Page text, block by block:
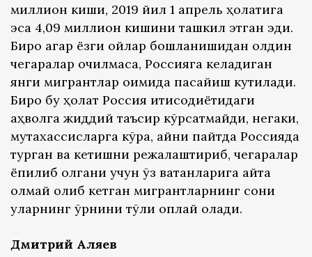
миллион киши, 2019 йил 1 апрель ҳолатига
эса 4,09 миллион кишини ташкил этган эди.
Бироқ агар ёзги ойлар бошланишидан олдин
чегаралар очилмаса, Россияга келадиган
янги мигрантлар оқимида пасайиш кутилади.
Бироқ бу ҳолат Россия иқтисодиётидаги
аҳволга жиддий таъсир кўрсатмайди, негаки,
мутахассисларга кўра, айни пайтда Россияда
турган ва кетишни режалаштириб, чегаралар
ёпилиб қолгани учун ўз ватанларига қайта
олмай қолиб кетган мигрантларнинг сони
уларнинг ўрнини тўлиқ қоплай олади.
Дмитрий Аляев